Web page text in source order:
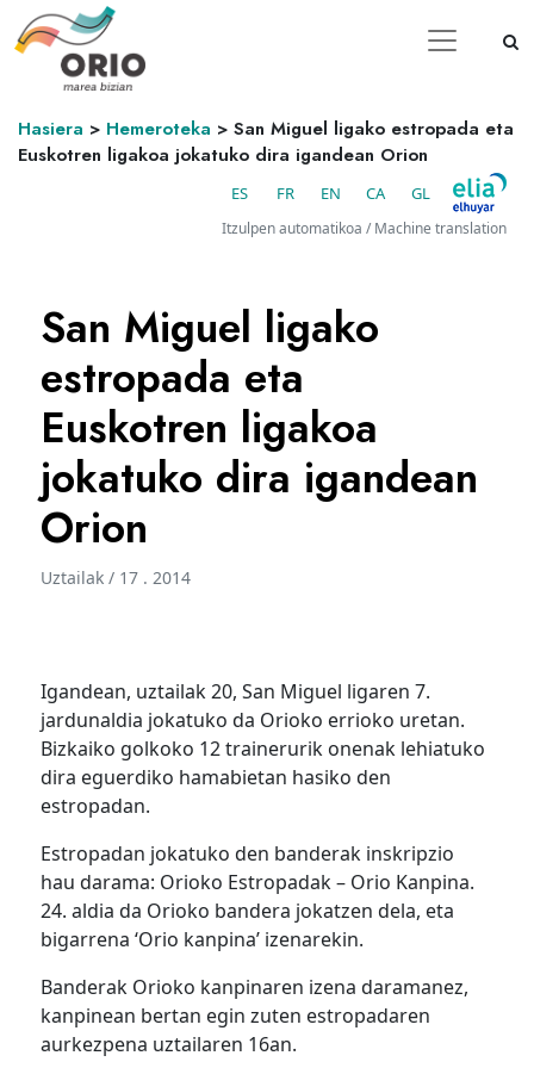
Hasiera > Hemeroteka > San Miguel ligako estropada eta
Euskotren ligakoa jokatuko dira igandean Orion
ES FR EN CA GL
Itzulpen automatikoa / Machine translation
San Miguel ligako
estropada eta
Euskotren ligakoa
jokatuko dira igandean
Orion
Uztailak / 17 . 2014
Igandean, uztailak 20, San Miguel ligaren 7.
jardunaldia jokatuko da Orioko errioko uretan.
Bizkaiko golkoko 12 trainerurik onenak lehiatuko
dira eguerdiko hamabietan hasiko den
estropadan.
Estropadan jokatuko den banderak inskripzio
hau darama: Orioko Estropadak – Orio Kanpina.
24. aldia da Orioko bandera jokatzen dela, eta
bigarrena ‘Orio kanpina’ izenarekin.
Banderak Orioko kanpinaren izena daramanez,
kanpinean bertan egin zuten estropadaren
aurkezpena uztailaren 16an.